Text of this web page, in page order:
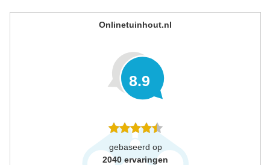
Onlinetuinhout.nl
8.9
gebaseerd op
2040 ervaringen